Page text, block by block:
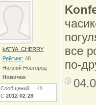
kATYA_CHERRY
Рейтинг: 48
Нижний Новгород
Новичок
Сообщений 48
С 2012-02-28
все
по-